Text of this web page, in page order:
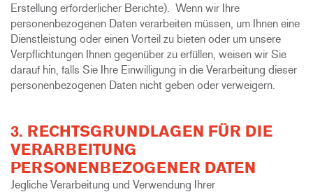
Erstellung erforderlicher Berichte). Wenn wir Ihre
personenbezogenen Daten verarbeiten müssen, um Ihnen eine
Dienstleistung oder einen Vorteil zu bieten oder um unsere
Verpflichtungen Ihnen gegenüber zu erfüllen, weisen wir Sie
darauf hin, falls Sie Ihre Einwilligung in die Verarbeitung dieser
personenbezogenen Daten nicht geben oder verweigern.
3. RECHTSGRUNDLAGEN FÜR DIE
VERARBEITUNG
PERSONENBEZOGENER DATEN
Jegliche Verarbeitung und Verwendung Ihrer